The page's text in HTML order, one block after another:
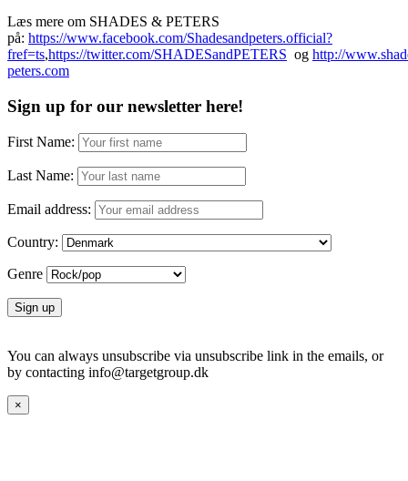
Læs mere om SHADES & PETERS
på: https://www.facebook.com/Shadesandpeters.official?
fref=ts,https://twitter.com/SHADESandPETERS og http://
peters.com
Sign up for our newsletter here!
First Name:
Last Name:
Email address:
Country:
Genre
You can always unsubscribe via unsubscribe link in the emails, or
by contacting info@targetgroup.dk
×